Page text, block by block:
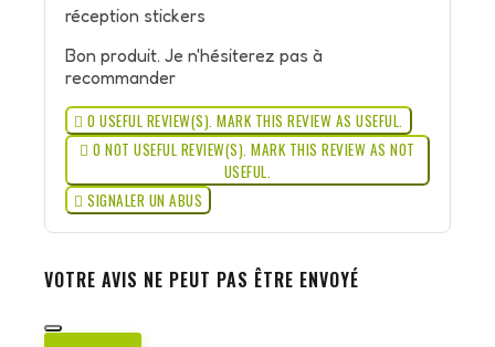
réception stickers
Bon produit. Je n'hésiterez pas à
recommander
 0 USEFUL REVIEW(S). MARK THIS REVIEW AS USEFUL.
 0 NOT USEFUL REVIEW(S). MARK THIS REVIEW AS NOT
USEFUL.
 SIGNALER UN ABUS
VOTRE AVIS NE PEUT PAS ÊTRE ENVOYÉ